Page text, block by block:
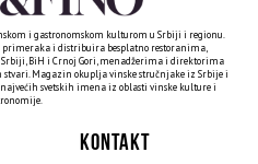
i gastronomskom kulturom u Srbiji i regionu.
primeraka i distribuira besplatno restoranima,
BiH i Crnoj Gori, menadžerima i direktorima
Magazin okuplja vinske stručnjake iz Srbije i
svetskih imena iz oblasti vinske kulture i
KONTAKT